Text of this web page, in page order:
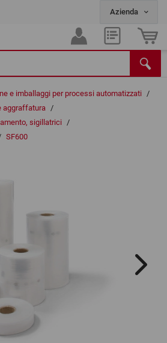
e imballaggi per processi automatizzati /
aggraffatura /
sigillatrici /
SF600